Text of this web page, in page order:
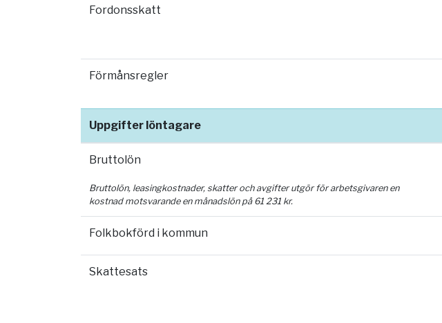
Fordonsskatt
Förmånsregler
Uppgifter löntagare
Bruttolön
Bruttolön, leasingkostnader, skatter och avgifter utgör för arbetsgivaren en
kostnad motsvarande en månadslön på 61 231 kr.
Folkbokförd i kommun
Skattesats